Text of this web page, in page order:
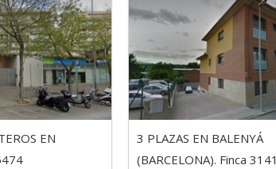
EN
3 PLAZAS EN BALENYÁ
(BARCELONA). Finca 3141